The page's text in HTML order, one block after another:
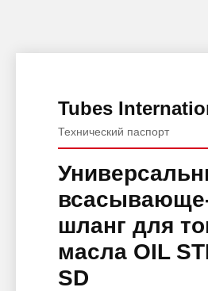
Tubes
Технический паспорт
шланг для
масла OIL
SD